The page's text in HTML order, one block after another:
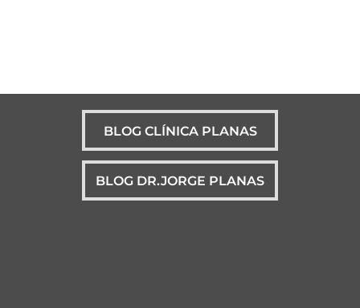
BLOG CLÍNICA PLANAS
BLOG DR.JORGE PLANAS